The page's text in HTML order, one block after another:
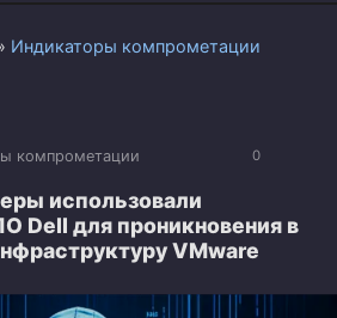
Индикаторы компрометации
0
компрометации
использовали
Dell для проникновения в
VMware